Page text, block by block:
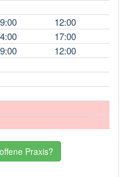
12:00
17:00
12:00
Praxis?